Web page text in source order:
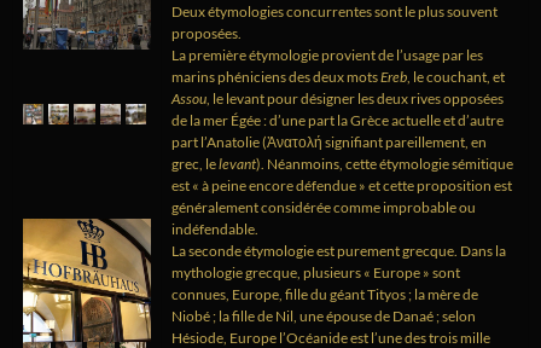
Deux étymologies concurrentes sont le plus souvent
proposées.
La première étymologie provient de l’usage par les
marins phéniciens des deux motsEreb, le couchant, et
Assou, le levant pour désigner les deux rives opposées
de la mer Égée : d’une part la Grèce actuelle et d’autre
part l’Anatolie (Ἀνατολή signifiant pareillement, en
grec, lelevant). Néanmoins, cette étymologie sémitique
est « à peine encore défendue » et cette proposition est
généralement considérée comme improbable ou
indéfendable.
La seconde étymologie est purement grecque. Dans la
mythologie grecque, plusieurs « Europe » sont
connues, Europe, fille du géant Tityos ; la mère de
Niobé ; la fille de Nil, une épouse de Danaé ; selon
Hésiode, Europe l’Océanide est l’une des trois mille